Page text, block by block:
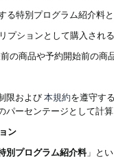
る特別プログラム紹介料
プションとして購入され
の商品や予約開始前の商
限および本規約を遵守す
パーセンテージとして計
ン
別プログラム紹介料」と